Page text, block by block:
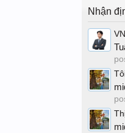
Nhận